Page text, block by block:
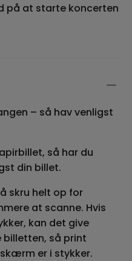
på at starte koncerten
– så hav venligst
så har du
din billet.
skru helt op for
at scanne. Hvis
kan det give
så print
er i stykker.